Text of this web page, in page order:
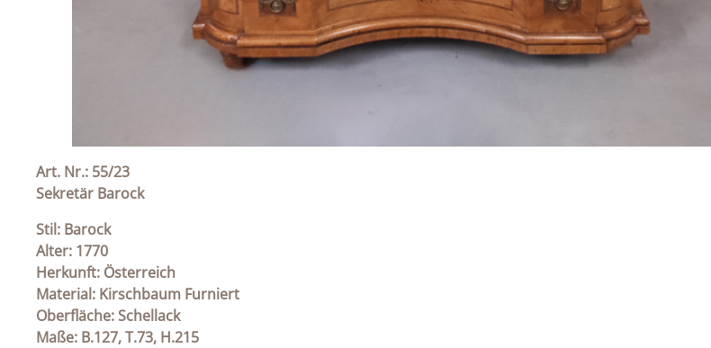
Art. Nr.: 55/23
Sekretär Barock
Stil: Barock
Alter: 1770
Herkunft: Österreich
Material: Kirschbaum Furniert
Oberfläche: Schellack
Maße: B.127, T.73, H.215